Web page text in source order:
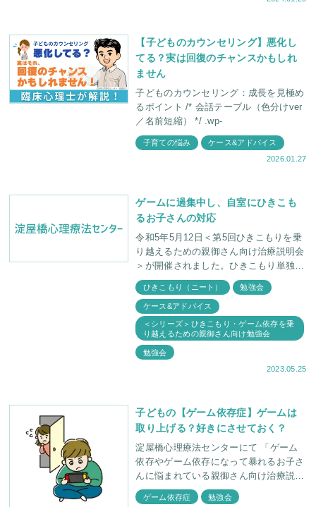
【子どものカウンセリング】悪化し
てる？実は回復のチャンスかもしれ
ません
子どものカウンセリング：成長を見極め
るポイント /* 会話テーブル（色分けver
／名前短縮） */ .wp-
子育ての悩み
ケース&アドバイス
2026.01.27
ゲームに過集中し、自室にひきこも
るお子さんの対応
令和5年5月12日＜第5回ひきこもりを乗
り越えるための親御さん向け治療説明会
＞が開催されました。ひきこもり単独の
勉強会は久しぶりになりましたが、やは
りゲーム依存とセットの内容になりまし
た。
ひきこもり（ニート） 勉強会
ケース&アドバイス
＜シリーズ＞ひきこもり・ゲーム依存を乗
り越えるための親御さん向け勉強会
勉強会
2023.05.25
子どもの【ゲーム依存症】ゲームは
取り上げる？好きにさせておく？
淀屋橋心理療法センターにて 「ゲーム
依存やゲーム依存になって暴れるお子さ
んに悩まれている親御さん向け治療説明
会」を開催しました。 説明会に参加さ
れた親御さんとの関わりの中で 「ゲー
ゲーム依存症 勉強会